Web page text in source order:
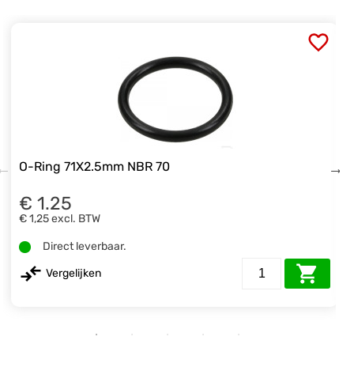
O-Ring 71X2.5mm NBR 70
€ 1.25
€ 1,25excl. BTW
Direct leverbaar.
Vergelijken